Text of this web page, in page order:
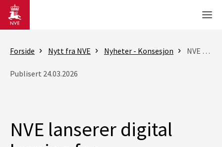
Gå til hovedinnhold
Forside Nytt fra NVE Nyheter - Konsesjon NVE lanserer digital løsning for småkraftaktører
Publisert 24.03.2026
NVE lanserer digital